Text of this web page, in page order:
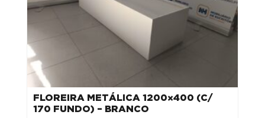
FLOREIRA METÁLICA 1200×400 (C/
170 FUNDO) – BRANCO